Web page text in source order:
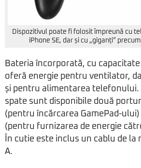
Dispozitivul poate fi folosit împreună cu
iPhone SE, dar și cu „giganți”
Bateria încorporată, cu capacitate
oferă energie pentru ventilator,
și pentru alimentarea telefonului.
spate sunt disponibile două
(pentru încărcarea GamePad-ului)
(pentru furnizarea de energie
În cutie este inclus un cablu de la
A.